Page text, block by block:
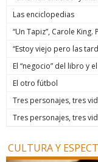
Las enciclopedias
“Un Tapiz”, Carole King.
“Estoy viejo pero las
El “negocio” del libro y
El otro fútbol
Tres personajes, tres
Tres personajes, tres
CULTURA Y